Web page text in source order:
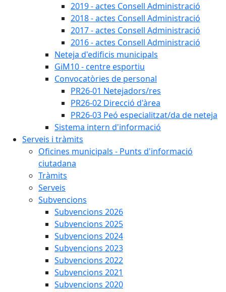
2019 - actes Consell Administració
2018 - actes Consell Administració
2017 - actes Consell Administració
2016 - actes Consell Administració
Neteja d'edificis municipals
GiM10 - centre esportiu
Convocatòries de personal
PR26-01 Netejadors/res
PR26-02 Direcció d'àrea
PR26-03 Peó especialitzat/da de neteja
Sistema intern d'informació
Serveis i tràmits
Oficines municipals - Punts d'informació
ciutadana
Tràmits
Serveis
Subvencions
Subvencions 2026
Subvencions 2025
Subvencions 2024
Subvencions 2023
Subvencions 2022
Subvencions 2021
Subvencions 2020